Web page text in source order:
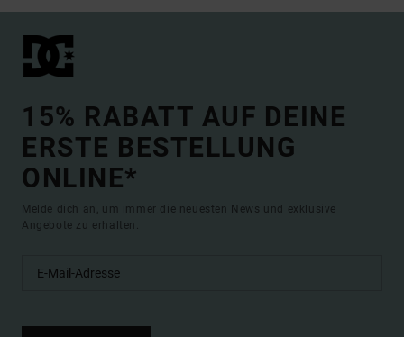
15% RABATT AUF DEINE
ERSTE BESTELLUNG
ONLINE*
Melde dich an, um immer die neuesten News und exklusive
Angebote zu erhalten.